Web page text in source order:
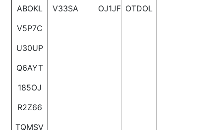
ABOKL
V5P7C
U30UP
Q6AYT
185OJ
R2Z66
TQMSV
V33SA
OJ1JF OTDOL